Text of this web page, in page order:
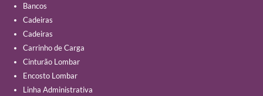
Bancos
Cadeiras
Cadeiras
Carrinho de Carga
Cinturão Lombar
Encosto Lombar
Linha Administrativa